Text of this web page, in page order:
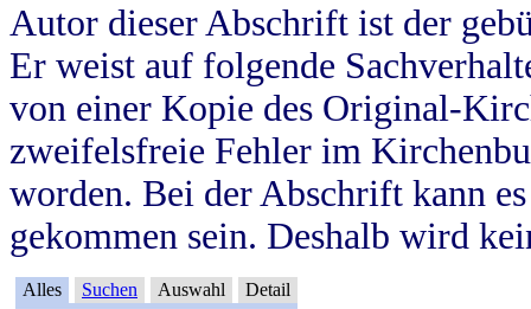
Autor dieser Abschrift ist der
Er weist auf folgende
von einer Kopie des Original-
zweifelsfreie Fehler im
worden. Bei der Abschrift kann
gekommen sein. Deshalb wird
Alles Suchen Auswahl Detail